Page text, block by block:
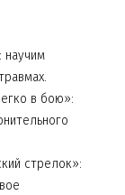
в бою»:
стрелок»: